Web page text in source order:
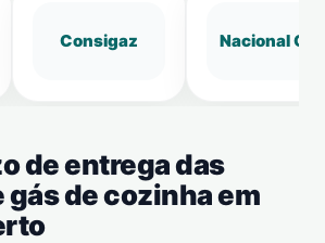
Consigaz Nacional Gás
de entrega das
gás de cozinha em